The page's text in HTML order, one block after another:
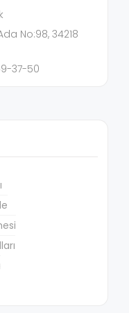
No:98, 34218
37-50